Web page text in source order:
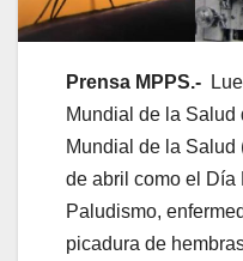
Prensa MPPS.-
Mundial de la
Mundial de la
de abril como el Día
Paludismo,
picadura de